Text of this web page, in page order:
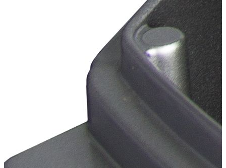
надувное дно
Модельный ряд "Классика"
Ремонтный набор
для надувных лодок ПВХ
1 шт.
Универсальная
ножная помпа, объем 5 л
Переходник под
воздушный клапан лодок
Хантер